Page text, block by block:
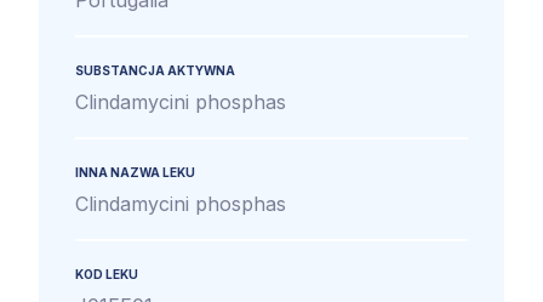
SUBSTANCJA AKTYWNA
Clindamycini phosphas
INNA NAZWA LEKU
Clindamycini phosphas
KOD LEKU